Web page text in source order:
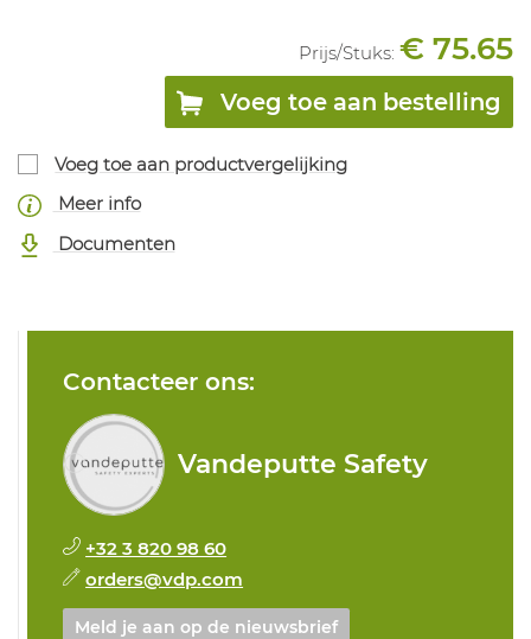
Prijs/Stuks: € 75.65
Voeg toe aan bestelling
Voeg toe aan productvergelijking
Meer info
Documenten
Contacteer ons:
Vandeputte Safety
+32 3 820 98 60
orders@vdp.com
Meld je aan op de nieuwsbrief